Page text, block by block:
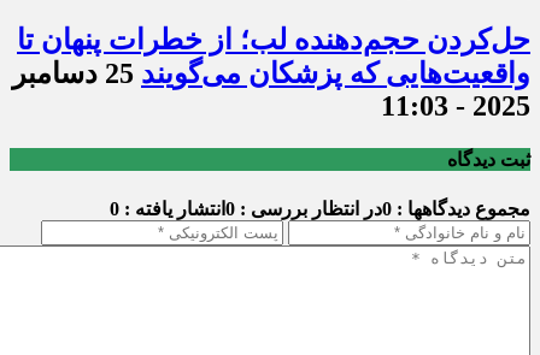
حل‌کردن حجم‌دهنده لب؛ از خطرات پنهان تا
واقعیت‌هایی که پزشکان می‌گویند
25 دسامبر
2025 - 11:03
ثبت دیدگاه
مجموع دیدگاهها : 0 در انتظار بررسی : 0 انتشار یافته : 0